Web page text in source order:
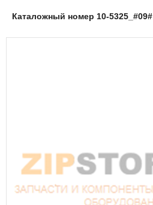
Каталожный номер 10-5325_#09#